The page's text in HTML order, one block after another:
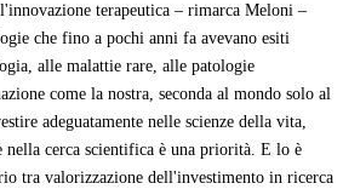
terapeutica – rimarca Meloni –
che fino a pochi anni fa avevano esiti
alle malattie rare, alle patologie
come la nostra, seconda al mondo solo al
adeguatamente nelle scienze della vita,
cerca scientifica è una priorità. E lo è
tra valorizzazione dell'investimento in ricerca